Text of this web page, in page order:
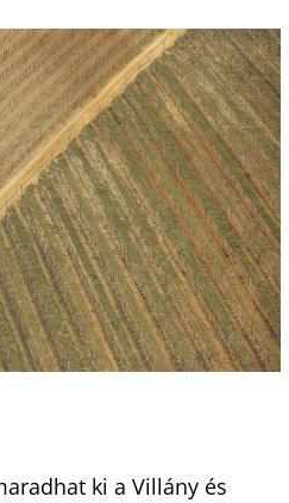
ki a Villány és